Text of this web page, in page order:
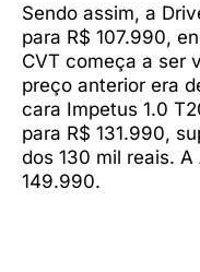
Sendo assim, a
para R$ 107.990,
CVT começa a ser
preço anterior era
cara Impetus 1.0
para R$ 131.990,
dos 130 mil reais.
149.990.